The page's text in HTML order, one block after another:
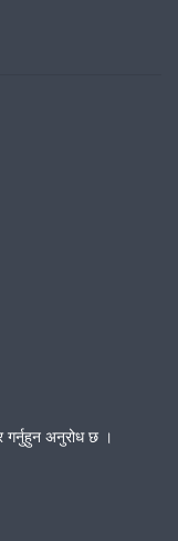
गर्नुहुन अनुरोध छ ।